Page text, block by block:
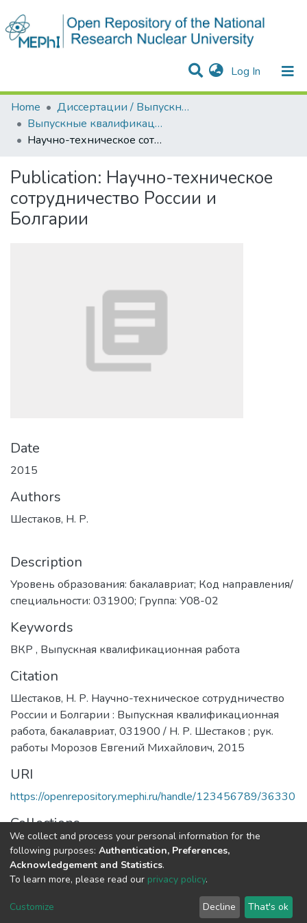
Log In (current)
Communities & Collections
Statistics
All of DSpace
Home
Диссертации / Выпускные квалификационные работы
Выпускные квалификационные работы
Научно-техническое сотрудничество России и Болгарии
Publication: Научно-техническое
сотрудничество России и
Болгарии
Date
2015
Authors
Шестаков, Н. Р.
Description
Уровень образования: бакалавриат; Код направления/
специальности: 031900; Группа: У08-02
Keywords
ВКР , Выпускная квалификационная работа
Citation
Шестаков, Н. Р. Научно-техническое сотрудничество
России и Болгарии : Выпускная квалификационная
работа, бакалавриат, 031900 / Н. Р. Шестаков ; рук.
работы Морозов Евгений Михайлович, 2015
URI
https://openrepository.mephi.ru/handle/123456789/36330
Collections
Выпускные квалификационные работы
Full item page
copyright © 2002-2026LYRASIS
We collect and process your personal information for the
following purposes: Authentication, Preferences,
Acknowledgement and Statistics.
To learn more, please read our privacy policy.
Customize Decline That's ok